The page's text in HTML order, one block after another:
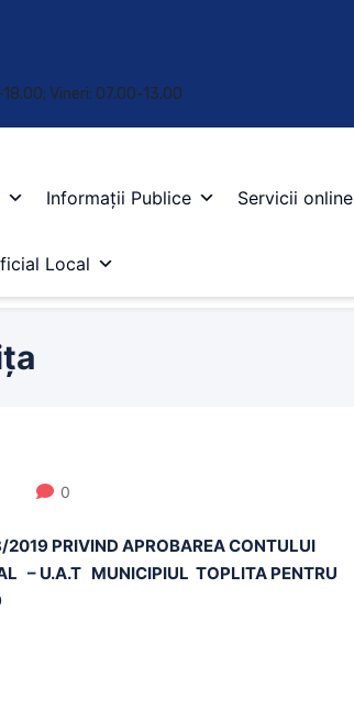
Vineri: 07.00-13.00
Informații Publice Servicii online
Local
0
PRIVIND APROBAREA CONTULUI
– U.A.T MUNICIPIUL TOPLITA PENTRU